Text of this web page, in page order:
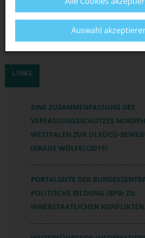
verselbständigt?
LINKS
EINE ZUSAMMENFASSUNG DES
VERFASSUNGSSCHUTZES
WESTFALEN ZUR ÜLKÜCÜ-
(GRAUE WÖLFE) (2019)
PORTALSEITE DER
POLITISCHE BILDUNG (BPB) ZU
INNERSTAATLICHEN KONFLIKTEN.
Auswahl